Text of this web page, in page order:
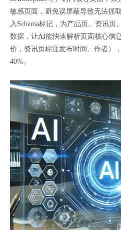
敏感页面，避免误屏蔽导致无法抓
入Schema标记，为产品页、资讯
数据，让AI能快速解析页面核心信
价，资讯页标注发布时间、作者）
40%。